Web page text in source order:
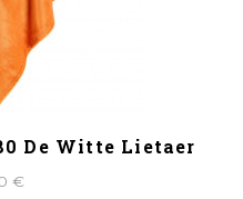
De Witte Lietaer
€